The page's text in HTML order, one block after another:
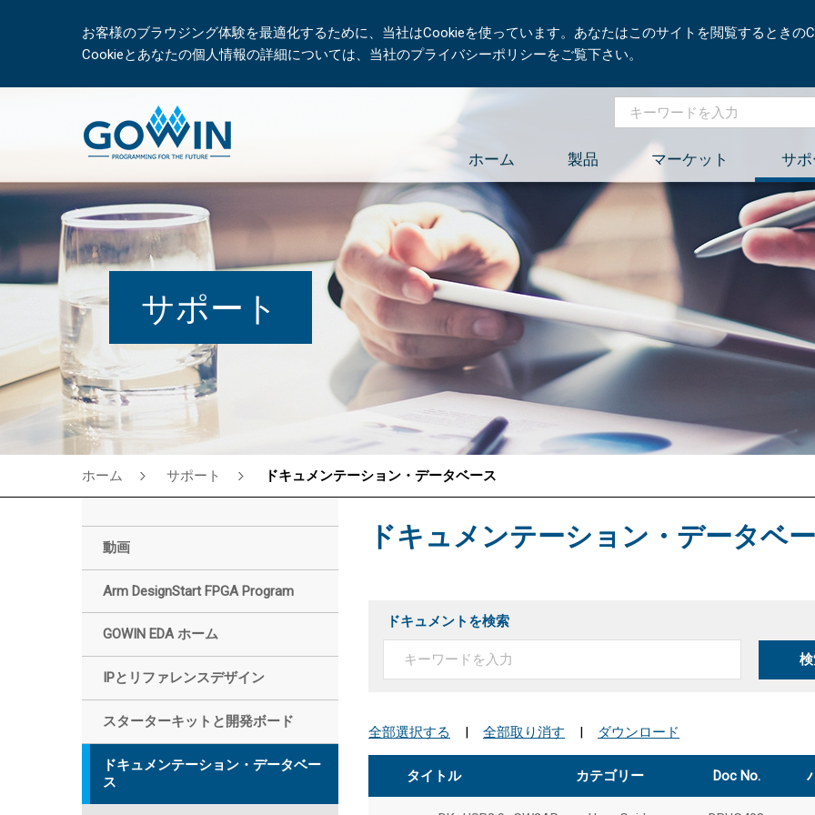
お客様のブラウジング体験を最適化するために、当社はCookieを使っています。あなたはこのサイトを閲覧するときの
Cookieとあなたの個人情報の詳細については、当社のプライバシーポリシーをご覧下さい。
ホーム 製品 マーケット サ
サポート
ホーム サポート ドキュメンテーション・データベース
動画
Arm DesignStart FPGA Program
GOWIN EDA ホーム
IPとリファレンスデザイン
スターターキットと開発ボード
ドキュメンテーション・データベー
ス
ドキュメンテーション・データベ
ドキュメントを検索